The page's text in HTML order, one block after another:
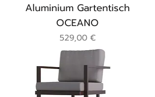
Aluminium Gartentisch
OCEANO
Preis
529,00 €